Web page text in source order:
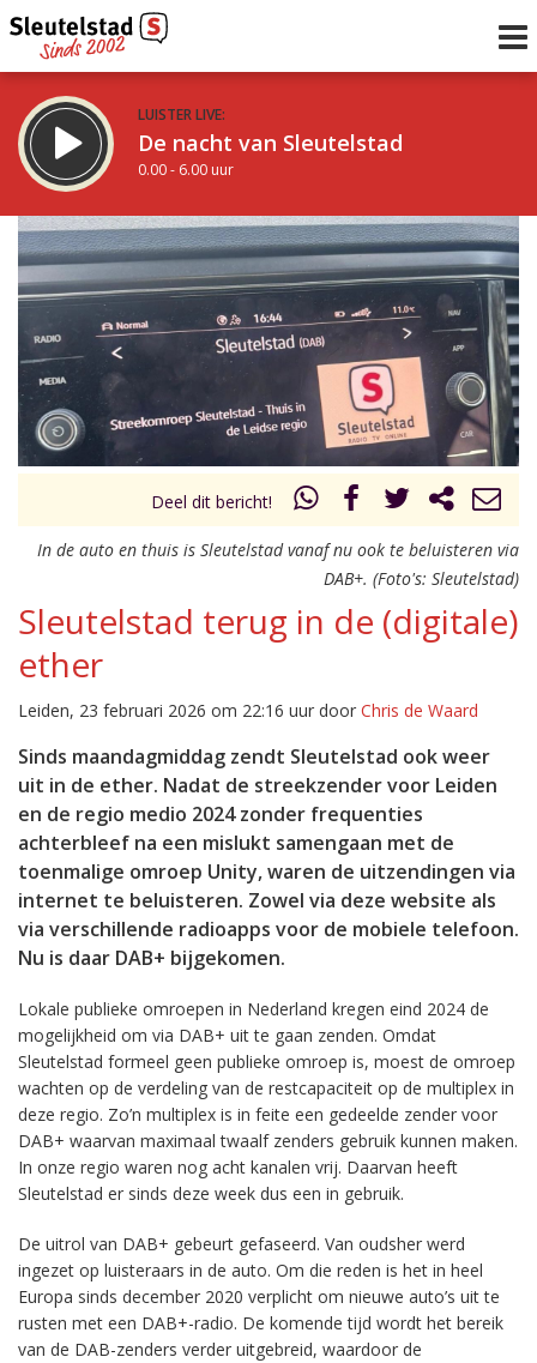
LUISTER LIVE:
De nacht van Sleutelstad
0.00 - 6.00 uur
STRAKS:
De ochtend van Sleutelstad
6.00 - 12.00 uur
Vorig uur
uur 1 van 0 Volgend uur
Deel dit bericht!
In de auto en thuis is Sleutelstad vanaf nu ook te beluisteren via
DAB+. (Foto's: Sleutelstad)
Sleutelstad terug in de (digitale)
ether
Leiden, 23 februari 2026 om 22:16 uur door Chris de Waard
Sinds maandagmiddag zendt Sleutelstad ook weer
uit in de ether. Nadat de streekzender voor Leiden
en de regio medio 2024 zonder frequenties
achterbleef na een mislukt samengaan met de
toenmalige omroep Unity, waren de uitzendingen via
internet te beluisteren. Zowel via deze website als
via verschillende radioapps voor de mobiele telefoon.
Nu is daar DAB+ bijgekomen.
Lokale publieke omroepen in Nederland kregen eind 2024 de
mogelijkheid om via DAB+ uit te gaan zenden. Omdat
Sleutelstad formeel geen publieke omroep is, moest de omroep
wachten op de verdeling van de restcapaciteit op de multiplex in
deze regio. Zo’n multiplex is in feite een gedeelde zender voor
DAB+ waarvan maximaal twaalf zenders gebruik kunnen maken.
In onze regio waren nog acht kanalen vrij. Daarvan heeft
Sleutelstad er sinds deze week dus een in gebruik.
De uitrol van DAB+ gebeurt gefaseerd. Van oudsher werd
ingezet op luisteraars in de auto. Om die reden is het in heel
Europa sinds december 2020 verplicht om nieuwe auto’s uit te
rusten met een DAB+-radio. De komende tijd wordt het bereik
van de DAB-zenders verder uitgebreid, waardoor de